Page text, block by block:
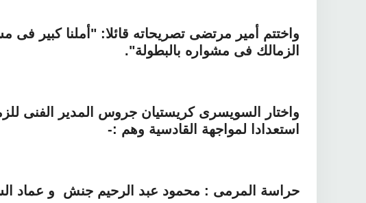
واختتم أمير مرتضى تصريحاته قائلا: "أملنا كبير فى
الزمالك فى مشواره بالبطولة".
استعدادا لمواجهة القادسية وهم :-
حراسة المرمى : محمود عبد الرحيم جنش و عماد